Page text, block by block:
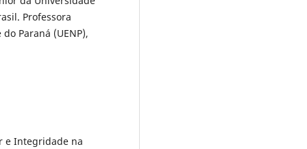
Professora
Paraná (UENP),
e Integridade na